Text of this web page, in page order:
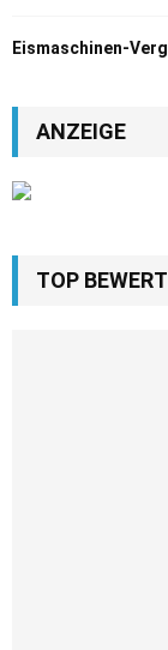
Eismaschinen-
ANZEIGE
TOP